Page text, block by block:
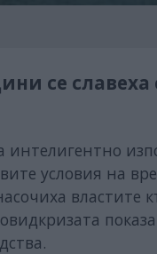
се
интелигентно
условия на
властите